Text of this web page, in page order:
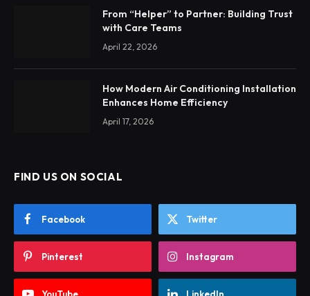
From “Helper” to Partner: Building Trust
with Care Teams
April 22, 2026
How Modern Air Conditioning Installation
Enhances Home Efficiency
April 17, 2026
FIND US ON SOCIAL
Facebook Twitter
Pinterest Instagram